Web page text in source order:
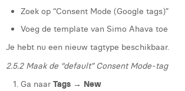
Zoek op “Consent Mode (Google tags)”
Voeg de template van Simo Ahava toe
Je hebt nu een nieuw tagtype beschikbaar.
2.5.2 Maak de “default” Consent Mode‑tag
Ga naar Tags → New